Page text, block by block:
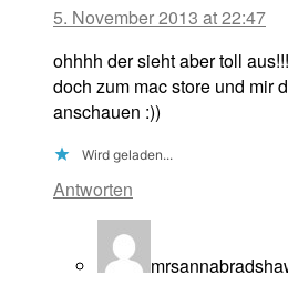
5. November 2013 at 22:47
ohhhh der sieht aber toll
doch zum mac store und mir
anschauen :))
Wird geladen...
Antworten